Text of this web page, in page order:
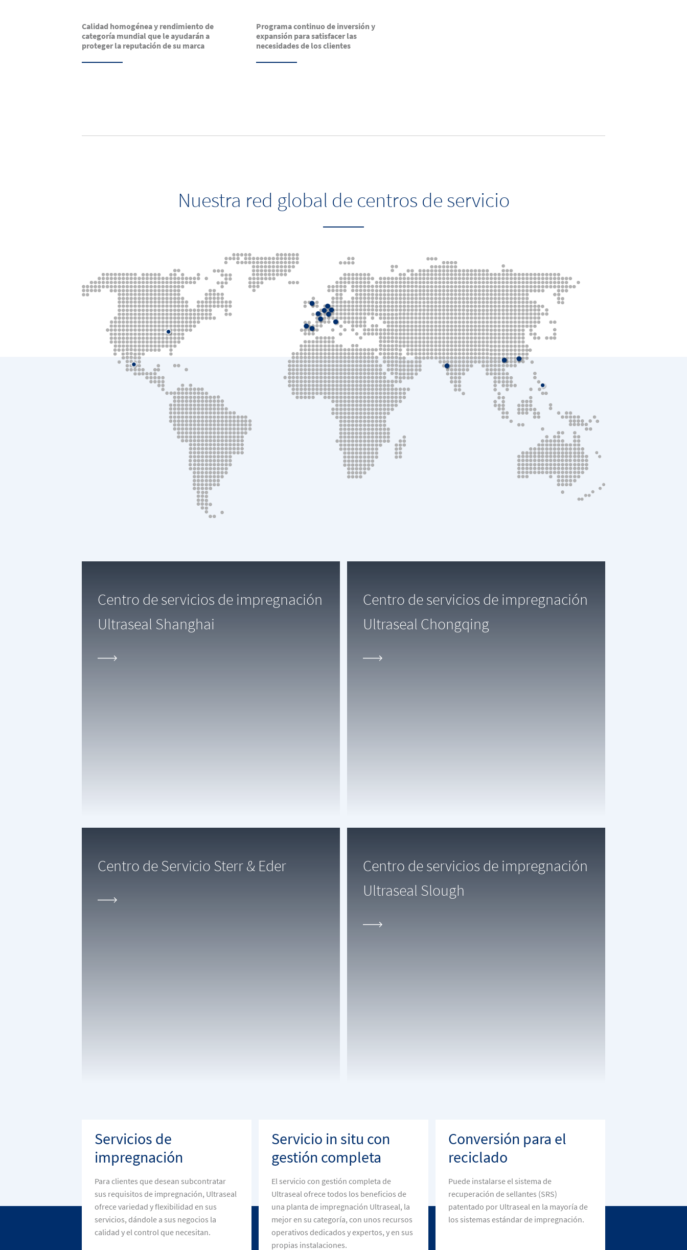
Calidad homogénea y rendimiento de
categoría mundial que le ayudarán a
proteger la reputación de su marca
Programa continuo de inversión y
expansión para satisfacer las
necesidades de los clientes
Nuestra red global de centros de servicio
Centro de servicios de impregnación
Ultraseal Shanghai
Centro de servicios de impregnación
Ultraseal Chongqing
Centro de Servicio Sterr & Eder
Centro de servicios de impregnación
Ultraseal Slough
Servicios de
impregnación
Para clientes que desean subcontratar
sus requisitos de impregnación, Ultraseal
ofrece variedad y flexibilidad en sus
servicios, dándole a sus negocios la
calidad y el control que necesitan.
Servicio in situ con
gestión completa
El servicio con gestión completa de
Ultraseal ofrece todos los beneficios de
una planta de impregnación Ultraseal, la
mejor en su categoría, con unos recursos
operativos dedicados y expertos, y en sus
propias instalaciones.
Conversión para el
reciclado
Puede instalarse el sistema de
recuperación de sellantes (SRS)
patentado por Ultraseal en la mayoría de
los sistemas estándar de impregnación.